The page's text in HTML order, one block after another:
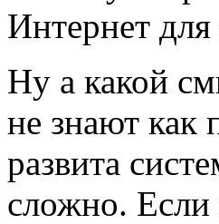
Интернет для
Ну а какой
не знают как
развита
сложно. Если